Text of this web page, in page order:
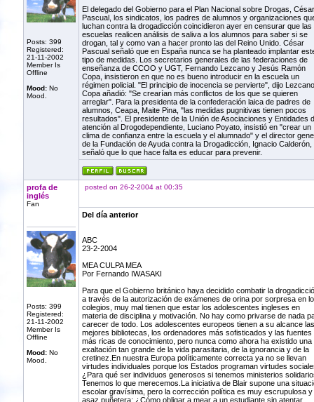
Posts: 399
Registered:
21-11-2002
Member Is
Offline
Mood:No
Mood.
El delegado del Gobierno para el Plan Nacional sobre Drogas, César
Pascual, los sindicatos, los padres de alumnos y organizaciones
luchan contra la drogadicción coincidieron ayer en censurar que las
escuelas realicen análisis de saliva a los alumnos para saber si se
drogan, tal y como van a hacer pronto las del Reino Unido. César
Pascual señaló que en España nunca se ha planteado implantar
tipo de medidas. Los secretarios generales de las federaciones de
enseñanza de CCOO y UGT, Fernando Lezcano y Jesús Ramón
Copa, insistieron en que no es bueno introducir en la escuela un
régimen policial. "El principio de inocencia se pervierte", dijo
Copa añadió: "Se crearían más conflictos de los que se quieren
arreglar". Para la presidenta de la confederación laica de padres de
alumnos, Ceapa, Maite Pina, "las medidas pugnitivas tienen pocos
resultados". El presidente de la Unión de Asociaciones y Entidades
atención al Drogodependiente, Luciano Poyato, insistió en "crear un
clima de confianza entre la escuela y el alumnado" y el director
de la Fundación de Ayuda contra la Drogadicción, Ignacio Calderón,
señaló que lo que hace falta es educar para prevenir.
profa de
inglés
Fan
Posts: 399
Registered:
21-11-2002
Member Is
Offline
Mood:No
Mood.
posted on 26-2-2004 at 00:35
Del día anterior
ABC
23-2-2004
MEA CULPA MEA
Por Fernando IWASAKI
Para que el Gobierno británico haya decidido combatir la
a través de la autorización de exámenes de orina por sorpresa en
colegios, muy mal tienen que estar los adolescentes ingleses en
materia de disciplina y motivación. No hay como privarse de nada
carecer de todo. Los adolescentes europeos tienen a su alcance las
mejores bibliotecas, los ordenadores más sofisticados y las fuentes
más ricas de conocimiento, pero nunca como ahora ha existido una
exaltación tan grande de la vida parasitaria, de la ignorancia y de la
cretinez.En nuestra Europa políticamente correcta ya no se llevan
virtudes individuales porque los Estados programan virtudes
¿Para qué ser individuos generosos si tenemos ministerios
Tenemos lo que merecemos.La iniciativa de Blair supone una
escolar gravísima, pero la corrección política es muy escrupulosa y
asaz puñetera: ¿Cómo obligar a mear a un estudiante sin atentar